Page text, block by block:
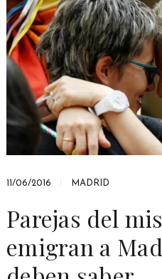
11/06/2016 MADRID
Parejas del
emigran a